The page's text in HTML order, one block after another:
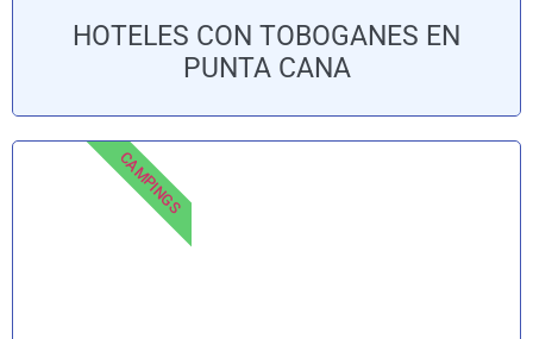
HOTELES CON TOBOGANES EN
PUNTA CANA
CAMPINGS